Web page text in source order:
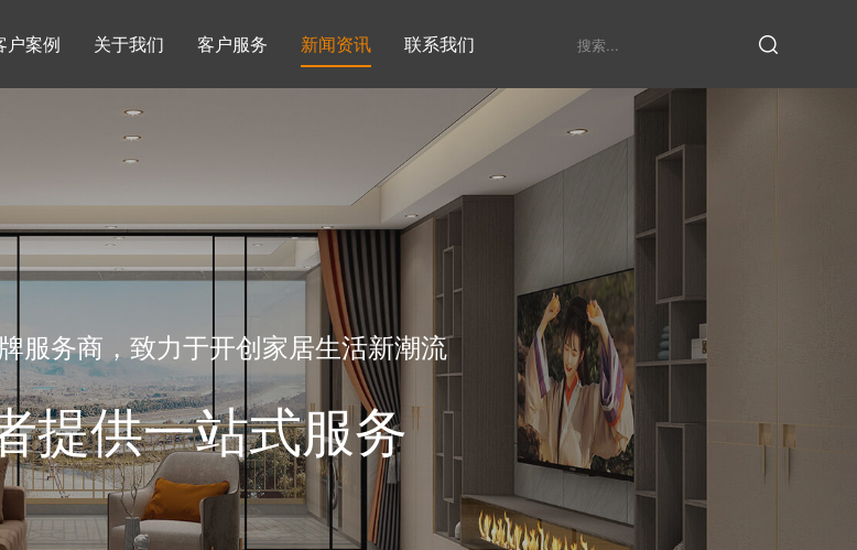
衣帽间
户案例
系列 酒柜系列 鞋柜系列
关于我们
发展历程
客户服务 新闻资讯
家具定制厂家
联系我们
服务商，致力于开创家居生活新潮流
提供一站式服务